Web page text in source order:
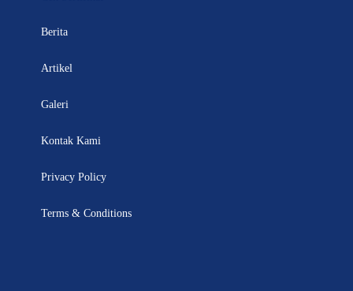
Berita
Artikel
Galeri
Kontak Kami
Privacy Policy
Terms & Conditions